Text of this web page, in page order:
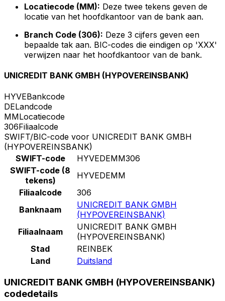
Locatiecode (MM): Deze twee tekens geven de
locatie van het hoofdkantoor van de bank aan.
Branch Code (306): Deze 3 cijfers geven een
bepaalde tak aan. BIC-codes die eindigen op 'XXX'
verwijzen naar het hoofdkantoor van de bank.
UNICREDIT BANK GMBH (HYPOVEREINSBANK)
HYVEBankcode
DELandcode
MMLocatiecode
306Filiaalcode
SWIFT/BIC-code voor UNICREDIT BANK GMBH
(HYPOVEREINSBANK)
SWIFT-code
HYVEDEMM306
SWIFT-code (8
tekens)
HYVEDEMM
Filiaalcode
306
Banknaam
UNICREDIT BANK GMBH
(HYPOVEREINSBANK)
Filiaalnaam
UNICREDIT BANK GMBH
(HYPOVEREINSBANK)
Stad
REINBEK
Land
Duitsland
UNICREDIT BANK GMBH (HYPOVEREINSBANK)
codedetails